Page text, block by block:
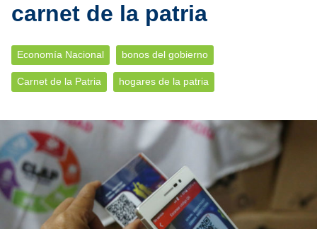
carnet de la patria
Economía Nacional bonos del gobierno
Carnet de la Patria hogares de la patria